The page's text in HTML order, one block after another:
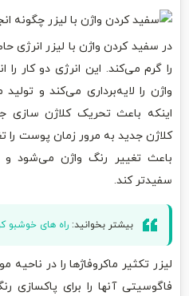
در سفید کردن واژن با لیزر انرژی
را گرم می‌کند. این انرژی دو کار
واژن را لایه‌برداری می‌کند و
اینکه باعث تحریک کلاژن سازی
کلاژن جدید به مرور زمان پوست را
باعث تغییر رنگ واژن می‌شود و
سفیدتر کند.
بیشتر بخوانید: راه های خوشبو
لیزر تکثیر ماکروفاژها را در
فاگوسیتی آنها را برای پاکسازی